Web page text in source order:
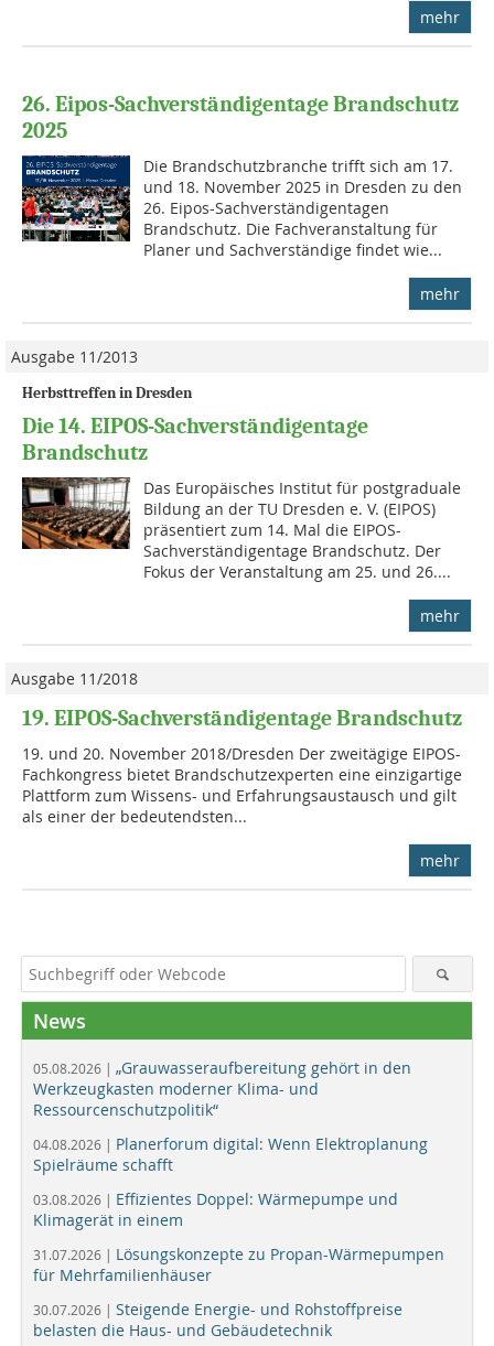
mehr
26. Eipos-Sachverständigentage Brandschutz
2025
Die Brandschutzbranche trifft sich am 17.
und 18. November 2025 in Dresden zu den
26. Eipos-Sachverständigentagen
Brandschutz. Die Fachveranstaltung für
Planer und Sachverständige findet wie...
mehr
Ausgabe 11/2013
Herbsttreffen in Dresden
Die 14. EIPOS-Sachverständigentage
Brandschutz
Das Europäisches Institut für postgraduale
Bildung an der TU Dresden e. V. (EIPOS)
präsentiert zum 14. Mal die EIPOS-
Sachverständigentage Brandschutz. Der
Fokus der Veranstaltung am 25. und 26....
mehr
Ausgabe 11/2018
19. EIPOS-Sachverständigentage Brandschutz
19. und 20. November 2018/Dresden Der zweitägige EIPOS-
Fachkongress bietet Brandschutzexperten eine einzigartige
Plattform zum Wissens- und Erfahrungsaustausch und gilt
als einer der bedeutendsten...
mehr
News
05.08.2026 | „Grauwasseraufbereitung gehört in den
Werkzeugkasten moderner Klima- und
Ressourcenschutzpolitik“
04.08.2026 | Planerforum digital: Wenn Elektroplanung
Spielräume schafft
03.08.2026 | Effizientes Doppel: Wärmepumpe und
Klimagerät in einem
31.07.2026 | Lösungskonzepte zu Propan-Wärmepumpen
für Mehrfamilienhäuser
30.07.2026 | Steigende Energie- und Rohstoffpreise
belasten die Haus- und Gebäudetechnik